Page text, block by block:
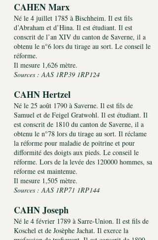
CAHEN Marx
Né le 4 juillet 1785 à Bischheim. Il est fils
d’Abraham et d’Hina. Il est étudiant. Il est
conscrit de l’an XIV du canton de Saverne, il a
obtenu le n°6 lors du tirage au sort. Le conseil le
réforme.
Il mesure 1,626 mètre.
Sources : AAS 1RP39 1RP124
CAHN Hertzel
Né le 25 août 1790 à Saverne. Il est fils de
Samuel et de Feigel Gratwohl. Il est étudiant. Il
est conscrit de 1810 du canton de Saverne, il a
obtenu le n°78 lors du tirage au sort. Il réclame
la réforme pour maladie de poitrine et pour
difformité des doigts aux pieds. Le conseil le
réforme. Lors de la levée des 120000 hommes, sa
réforme est maintenue.
Il mesure 1,505 mètre.
Sources : AAS 1RP71 1RP144
CAHN Joseph
Né le 4 février 1789 à Sarre-Union. Il est fils de
Koschel et de Josèphe Jachat. Il exerce la